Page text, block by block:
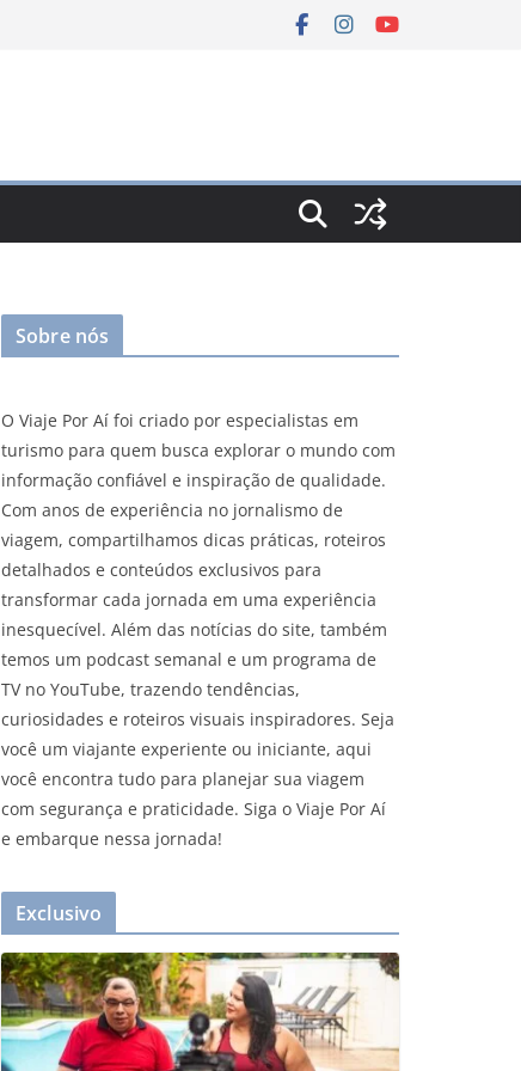
Sobre nós
O Viaje Por Aí foi criado por especialistas em
turismo para quem busca explorar o mundo com
informação confiável e inspiração de qualidade.
Com anos de experiência no jornalismo de
viagem, compartilhamos dicas práticas, roteiros
detalhados e conteúdos exclusivos para
transformar cada jornada em uma experiência
inesquecível. Além das notícias do site, também
temos um podcast semanal e um programa de
TV no YouTube, trazendo tendências,
curiosidades e roteiros visuais inspiradores. Seja
você um viajante experiente ou iniciante, aqui
você encontra tudo para planejar sua viagem
com segurança e praticidade. Siga o Viaje Por Aí
e embarque nessa jornada!
Exclusivo